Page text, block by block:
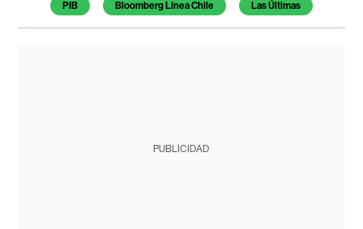
PIB Bloomberg Línea Chile Las Últimas
PUBLICIDAD